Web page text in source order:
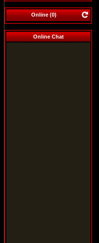
Online (0)
Online Chat